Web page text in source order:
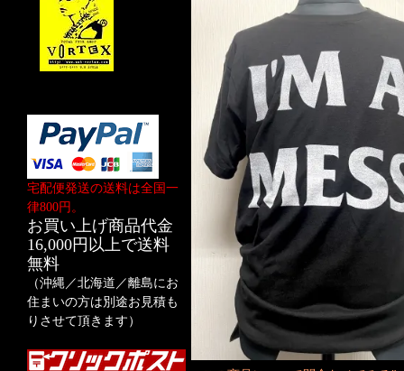
宅配便発送の送料は全国一
律800円。
お買い上げ商品代金
16,000円以上で送料
無料
（沖縄／北海道／離島にお
住まいの方は別途お見積も
りさせて頂きます）